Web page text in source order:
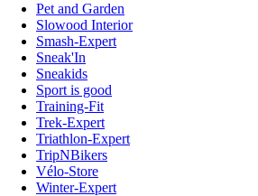
Pet and Garden
Slowood Interior
Smash-Expert
Sneak'In
Sneakids
Sport is good
Training-Fit
Trek-Expert
Triathlon-Expert
TripNBikers
Vélo-Store
Winter-Expert